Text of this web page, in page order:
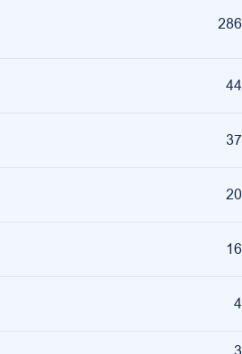
286
44
37
20
16
4